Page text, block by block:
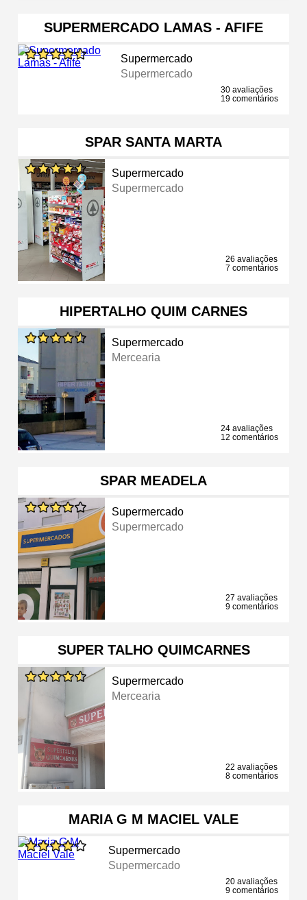
SUPERMERCADO LAMAS - AFIFE
Supermercado
Supermercado
30 avaliações
19 comentários
SPAR SANTA MARTA
Supermercado
Supermercado
26 avaliações
7 comentários
HIPERTALHO QUIM CARNES
Supermercado
Mercearia
24 avaliações
12 comentários
SPAR MEADELA
Supermercado
Supermercado
27 avaliações
9 comentários
SUPER TALHO QUIMCARNES
Supermercado
Mercearia
22 avaliações
8 comentários
MARIA G M MACIEL VALE
Supermercado
Supermercado
20 avaliações
9 comentários